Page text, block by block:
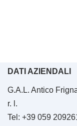
DATI AZIENDALI
G.A.L. Antico
r. l.
Tel: +39 059